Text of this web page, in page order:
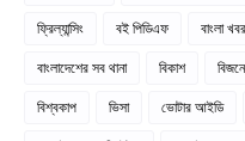
ফ্রিল্যান্সিং
বই পিডিএফ বাংলা খবর
বাংলাদেশের সব থানা
বিকাশ
বিশ্বকাপ
ভিসা ভোটার আইডি